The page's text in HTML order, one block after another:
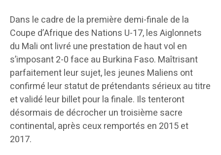
Dans le cadre de la première demi-finale de la
Coupe d’Afrique des Nations U-17, les Aiglonnets
du Mali ont livré une prestation de haut vol en
s’imposant 2-0 face au Burkina Faso. Maîtrisant
parfaitement leur sujet, les jeunes Maliens ont
confirmé leur statut de prétendants sérieux au titre
et validé leur billet pour la finale. Ils tenteront
désormais de décrocher un troisième sacre
continental, après ceux remportés en 2015 et
2017.